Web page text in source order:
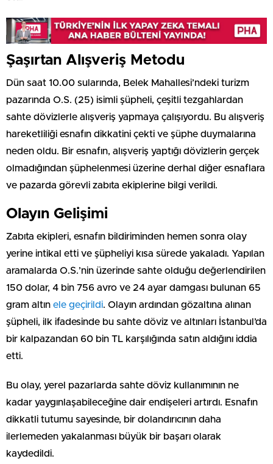
Şaşırtan Alışveriş Metodu
Dün saat 10.00 sularında, Belek Mahallesi’ndeki turizm
pazarında O.S. (25) isimli şüpheli, çeşitli tezgahlardan
sahte dövizlerle alışveriş yapmaya çalışıyordu. Bu alışveriş
hareketliliği esnafın dikkatini çekti ve şüphe duymalarına
neden oldu. Bir esnafın, alışveriş yaptığı dövizlerin gerçek
olmadığından şüphelenmesi üzerine derhal diğer esnaflara
ve pazarda görevli zabıta ekiplerine bilgi verildi.
Olayın Gelişimi
Zabıta ekipleri, esnafın bildiriminden hemen sonra olay
yerine intikal etti ve şüpheliyi kısa sürede yakaladı. Yapılan
aramalarda O.S.’nin üzerinde sahte olduğu değerlendirilen
150 dolar, 4 bin 756 avro ve 24 ayar damgası bulunan 65
gram altın ele geçirildi. Olayın ardından gözaltına alınan
şüpheli, ilk ifadesinde bu sahte döviz ve altınları İstanbul’da
bir kalpazandan 60 bin TL karşılığında satın aldığını iddia
etti.
Bu olay, yerel pazarlarda sahte döviz kullanımının ne
kadar yaygınlaşabileceğine dair endişeleri artırdı. Esnafın
dikkatli tutumu sayesinde, bir dolandırıcının daha
ilerlemeden yakalanması büyük bir başarı olarak
kaydedildi.